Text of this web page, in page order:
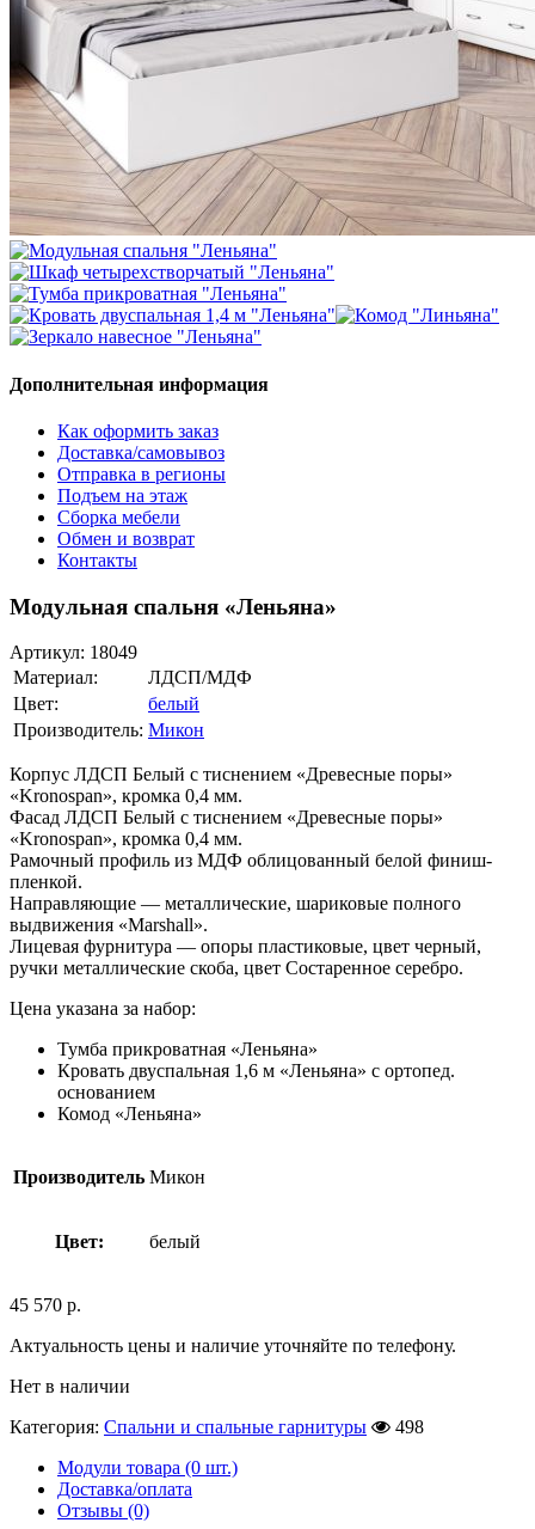
Дополнительная информация
Как оформить заказ
Доставка/самовывоз
Отправка в регионы
Подъем на этаж
Сборка мебели
Обмен и возврат
Контакты
Модульная спальня «Леньяна»
Артикул: 18049
Материал:
ЛДСП/МДФ
Цвет:
белый
Производитель: Микон
Корпус ЛДСП Белый с тиснением «Древесные поры»
«Kronospan», кромка 0,4 мм.
Фасад ЛДСП Белый с тиснением «Древесные поры»
«Kronospan», кромка 0,4 мм.
Рамочный профиль из МДФ облицованный белой финиш-
пленкой.
Направляющие — металлические, шариковые полного
выдвижения «Marshall».
Лицевая фурнитура — опоры пластиковые, цвет черный,
ручки металлические скоба, цвет Состаренное серебро.
Цена указана за набор:
Тумба прикроватная «Леньяна»
Кровать двуспальная 1,6 м «Леньяна» с ортопед.
основанием
Комод «Леньяна»
Производитель Микон
Цвет: белый
45 570 р.
Актуальность цены и наличие уточняйте по телефону.
Нет в наличии
Категория: Спальни и спальные гарнитуры
498
Модули товара (0 шт.)
Доставка/оплата
Отзывы (0)